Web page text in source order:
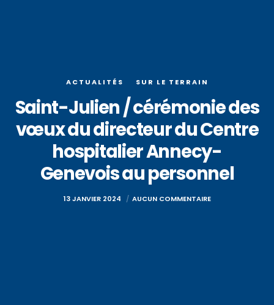
ACTUALITÉS SUR LE TERRAIN
Saint-Julien / cérémonie des
vœux du directeur du Centre
hospitalier Annecy-
Genevois au personnel
13 JANVIER 2024 AUCUN COMMENTAIRE